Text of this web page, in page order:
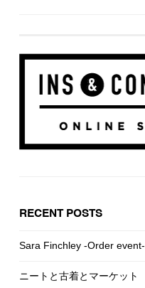
RECENT POSTS
Sara Finchley -Order event-
ニートと古着とマーケット